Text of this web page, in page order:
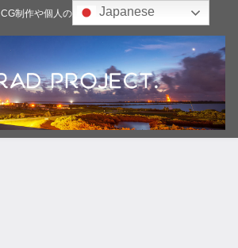
CG制作や個人の雑記ブログJapanese